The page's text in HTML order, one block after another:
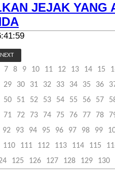
JEJAK YANG
NEXT
7 8 9 10 11 12 13 14 15
29 30 31 32 33 34 35 36
50 51 52 53 54 55 56 57
71 72 73 74 75 76 77 78
92 93 94 95 96 97 98 99
110 111 112 113 114 115
125 126 127 128 129 130